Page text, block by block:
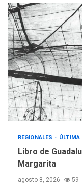
2
3
4
REGIONALES ÚLTIMA
Libro de
Margarita
agosto 8, 2026 59